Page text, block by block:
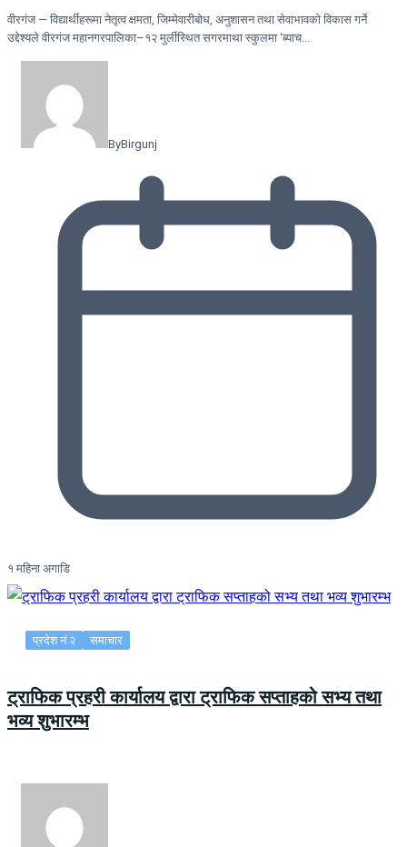
वीरगंज — विद्यार्थीहरूमा नेतृत्व क्षमता, जिम्मेवारीबोध, अनुशासन तथा सेवाभावको विकास गर्ने
उद्देश्यले वीरगंज महानगरपालिका–१२ मुर्लीस्थित सगरमाथा स्कुलमा ‘ब्याच…
ByBirgunj
१ महिना अगाडि
प्रदेश नं २ समाचार
ट्राफिक प्रहरी कार्यालय द्वारा ट्राफिक सप्ताहको सभ्य तथा
भव्य शुभारम्भ